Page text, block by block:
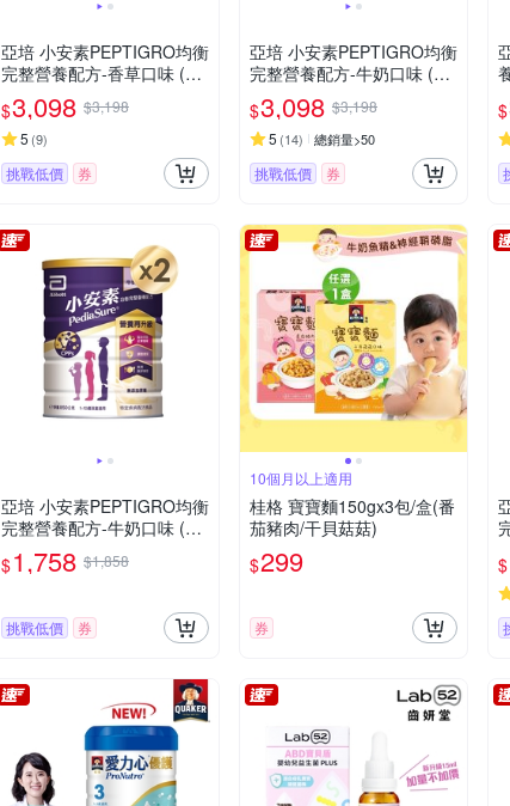
亞培 小安素PEPTIGRO均衡
完整營養配方-香草口味 (16
00g x 2入)
$3,098 $3,198
5 (9)
挑戰低價 券
亞培 小安素PEPTIGRO均衡
完整營養配方-牛奶口味 (16
00g x 2入)
$3,098 $3,198
5 (14) 總銷量>50
挑戰低價 券
$
亞培 小安素PEPTIGRO均衡
完整營養配方-牛奶口味 (85
0g x 2入)
$1,758 $1,858
挑戰低價 券
10個月以上適用
桂格 寶寶麵150gx3包/盒(番
茄豬肉/干貝菇菇)
$299
券
$